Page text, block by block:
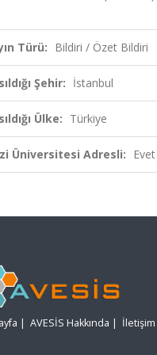
Türü: Bildiri / Özet Bildiri
Şehir: İstanbul
Ülke: Türkiye
Üniversitesi Adresli: Evet
| AVESİS Hakkında | İletişim